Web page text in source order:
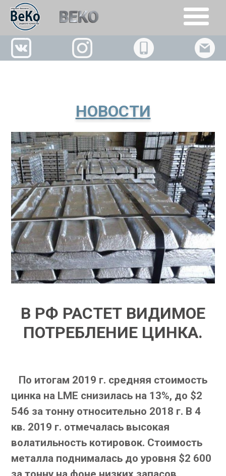
+7(926)509-02-63
НОВОСТИ
В РФ РАСТЕТ ВИДИМОЕ
ПОТРЕБЛЕНИЕ ЦИНКА.
По итогам 2019 г. средняя стоимость
цинка на LME снизилась на 13%, до $2
546 за тонну относительно 2018 г. В 4
кв. 2019 г. отмечалась высокая
волатильность котировок. Стоимость
металла поднималась до уровня $2 600